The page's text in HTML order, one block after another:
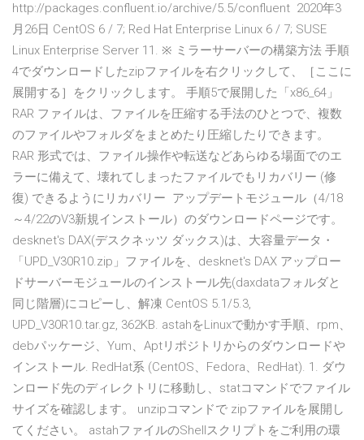
http://packages.confluent.io/archive/5.5/confluent 2020年3
月26日 CentOS 6 / 7; Red Hat Enterprise Linux 6 / 7; SUSE
Linux Enterprise Server 11. ※ ミラーサーバーの構築方法 手順
4でダウンロードしたzipファイルを右クリックして、［ここに
展開する］をクリックします。 手順5で展開した「x86_64」
RAR ファイルは、ファイルを圧縮する手法のひとつで、複数
のファイルやフォルダをまとめたり圧縮したりできます。
RAR 形式では、ファイル操作や転送などあらゆる場面でのエ
ラーに備えて、壊れてしまったファイルでもリカバリー (修
復) できるようにリカバリー アップデートモジュール（4/18
～4/22のV3新規インストール）のダウンロードページです。
desknet's DAX(デスクネッツ ダックス)は、大容量データ・
「UPD_V30R10.zip」ファイルを、desknet's DAX アップロー
ドサーバーモジュールのインストール先(daxdataフォルダと
同じ階層)にコピーし、解凍 CentOS 5.1/5.3,
UPD_V30R10.tar.gz, 362KB. astahをLinuxで動かす手順、rpm、
debパッケージ、Yum、Aptリポジトリからのダウンロードや
インストール. RedHat系 (CentOS、Fedora、RedHat). 1. ダウ
ンロード先のディレクトリに移動し、statコマンドでファイル
サイズを確認します。 unzipコマンドで zipファイルを展開し
てください。 astahファイルのShellスクリプトをご利用の環